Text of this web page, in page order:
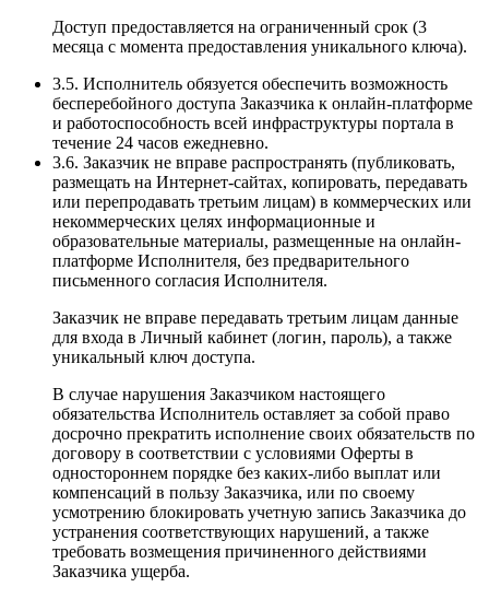
Доступ предоставляется на ограниченный срок (3
месяца с момента предоставления уникального ключа).
3.5. Исполнитель обязуется обеспечить возможность
бесперебойного доступа Заказчика к онлайн-платформе
и работоспособность всей инфраструктуры портала в
течение 24 часов ежедневно.
3.6. Заказчик не вправе распространять (публиковать,
размещать на Интернет-сайтах, копировать, передавать
или перепродавать третьим лицам) в коммерческих или
некоммерческих целях информационные и
образовательные материалы, размещенные на онлайн-
платформе Исполнителя, без предварительного
письменного согласия Исполнителя.
Заказчик не вправе передавать третьим лицам данные
для входа в Личный кабинет (логин, пароль), а также
уникальный ключ доступа.
В случае нарушения Заказчиком настоящего
обязательства Исполнитель оставляет за собой право
досрочно прекратить исполнение своих обязательств по
договору в соответствии с условиями Оферты в
одностороннем порядке без каких-либо выплат или
компенсаций в пользу Заказчика, или по своему
усмотрению блокировать учетную запись Заказчика до
устранения соответствующих нарушений, а также
требовать возмещения причиненного действиями
Заказчика ущерба.